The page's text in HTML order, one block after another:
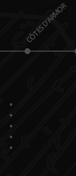
CÔTES D'ARMOR